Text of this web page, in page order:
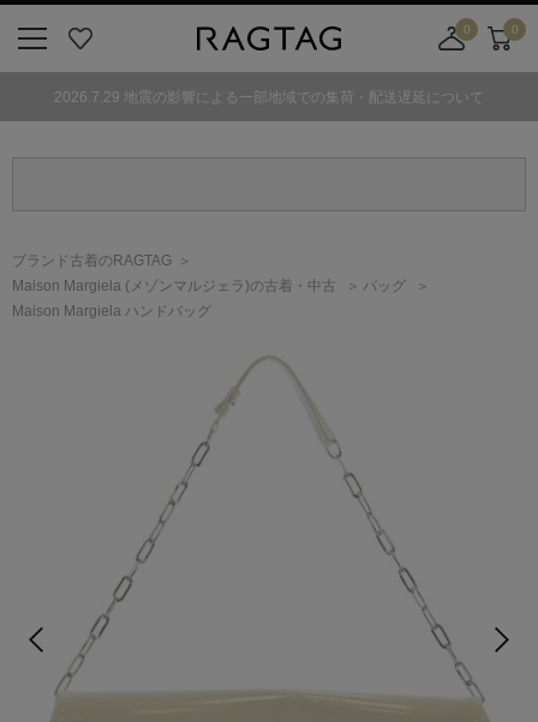
気
0
舗
カ
0
2026.7.29 地震の影響による一部地域での集荷・配送遅延について
ブランド古着のRAGTAG
Maison Margiela (メゾンマルジェラ)の古着・中古
バッグ
Maison Margiela ハンドバッグ